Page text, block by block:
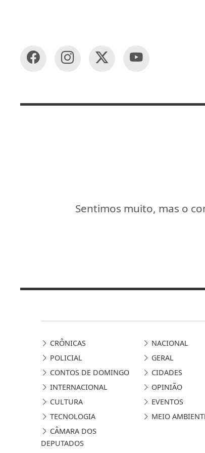
Sentimos muito, mas o
CRÔNICAS NACIONAL
POLICIAL
GERAL
CONTOS DE DOMINGO
CIDADES
INTERNACIONAL
OPINIÃO
CULTURA
EVENTOS
TECNOLOGIA
MEIO
CÂMARA DOS
DEPUTADOS